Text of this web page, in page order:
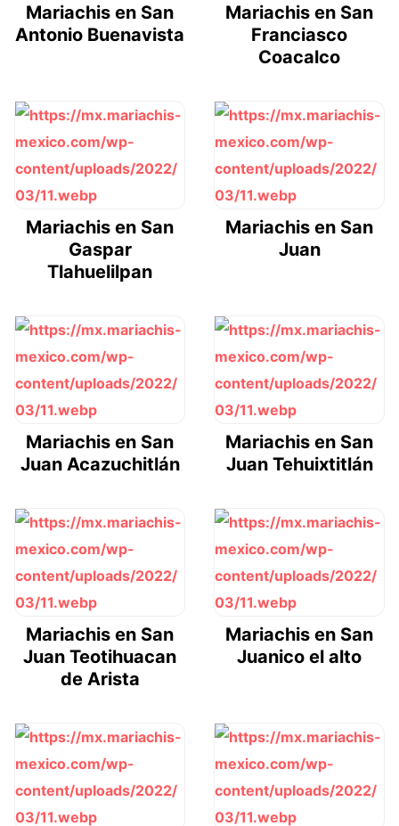
Mariachis en San
Antonio Buenavista
Mariachis en San
Franciasco
Coacalco
Mariachis en San
Gaspar
Tlahuelilpan
Mariachis en San
Juan
Mariachis en San
Juan Acazuchitlán
Mariachis en San
Juan Tehuixtitlán
Mariachis en San
Juan Teotihuacan
de Arista
Mariachis en San
Juanico el alto